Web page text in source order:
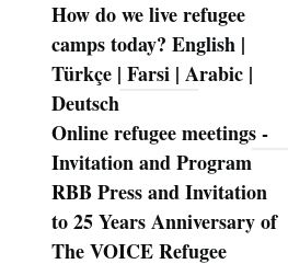
How do we live refugee
camps today? English |
Türkçe | Farsi | Arabic |
Deutsch
Online refugee meetings -
Invitation and Program
RBB Press and Invitation
to 25 Years Anniversary of
The VOICE Refugee